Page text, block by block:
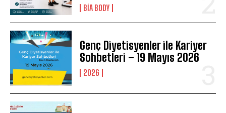
BIA BODY
Genç Diyetisyenler ile Kariyer
Sohbetleri – 19 Mayıs 2026
2026